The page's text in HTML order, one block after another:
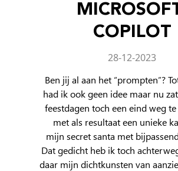
COPILOT
28-12-2023
Ben jij al aan het “prompten”?
had ik ook geen idee maar nu
feestdagen toch een eind weg
met als resultaat een unieke
mijn secret santa met
Dat gedicht heb ik toch
daar mijn dichtkunsten van